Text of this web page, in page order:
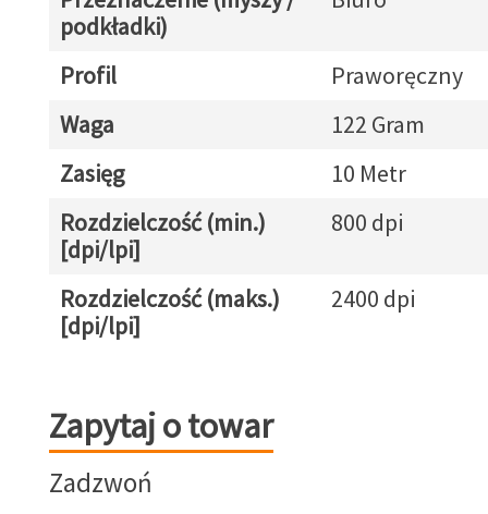
podkładki)
Profil
Praworęczny
Waga
122 Gram
Zasięg
10 Metr
Rozdzielczość (min.)
[dpi/lpi]
800 dpi
Rozdzielczość (maks.)
[dpi/lpi]
2400 dpi
Zapytaj o towar
Zapytaj o towar
Zadzwoń